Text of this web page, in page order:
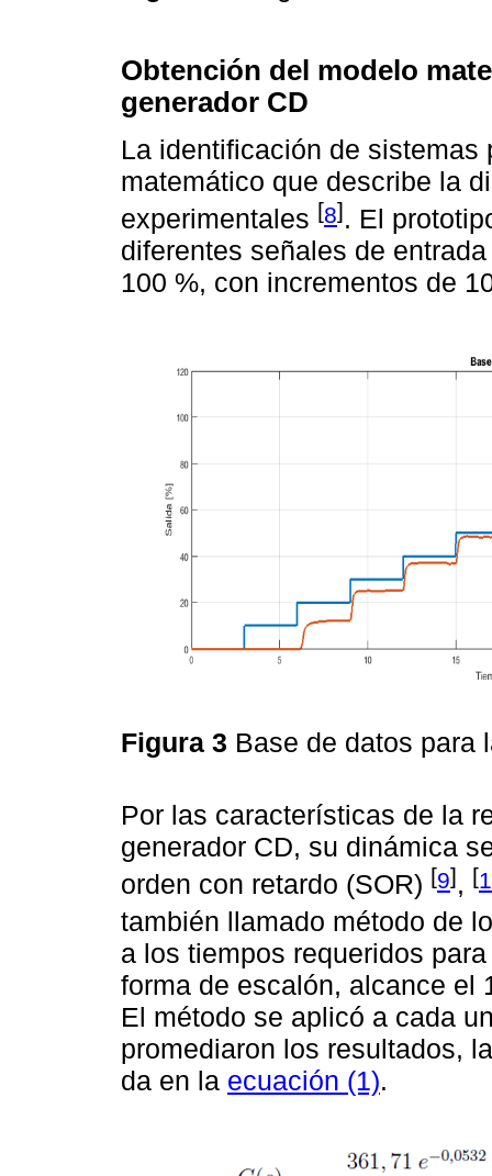
Obtención del modelo
generador CD
La identificación de sistemas
matemático que describe la
experimentales [8]. El
diferentes señales de
100 %, con incrementos de
Figura 3 Base de datos
Por las características de la
generador CD, su dinámica
orden con retardo (SOR) [9], [
también llamado método de
a los tiempos requeridos
forma de escalón, alcance el
El método se aplicó a cada
promediaron los resultados,
da en la ecuación (1).